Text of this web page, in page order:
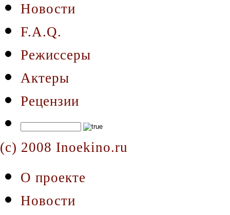
Новости
F.A.Q.
Режиссеры
Актеры
Рецензии
(c) 2008 Inoekino.ru
О проекте
Новости